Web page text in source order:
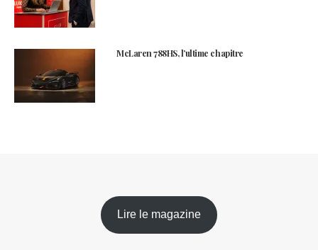
McLaren 788HS, l’ultime chapitre
Lire le magazine